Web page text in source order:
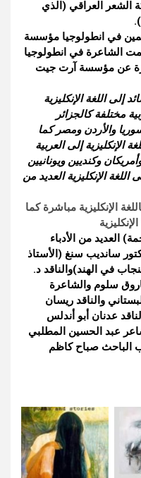
الشعر العراقي (الذي
في انطولوجيا مؤسسة
الشاعرة في انطولوجيا
عن مؤسسة آرت جيت
اللغة الإنكليزية
مختلفة كالجزائر
والأردن ومصر كما
الإنكليزية إلى العربية
وكنديين ويونانيين
الإنكليزية العديد من
الإنكليزية مباشرة كما
العديد من الأدباء
سانديب سنغ (الأستاذ
في الهند)والناقد د.
سلوم والشاعرة
والناقد ريسان
عدنان أبو أندلس
عبد الحسين المطلبي
الباحث صباح كاظم